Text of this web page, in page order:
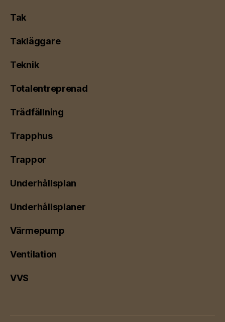
Tak
Takläggare
Teknik
Totalentreprenad
Trädfällning
Trapphus
Trappor
Underhållsplan
Underhållsplaner
Värmepump
Ventilation
VVS